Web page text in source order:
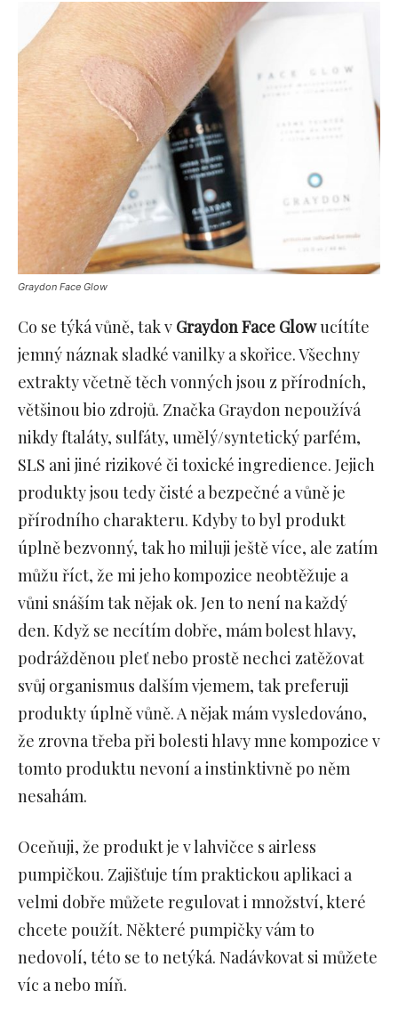
Graydon Face Glow
Co se týká vůně, tak v GraydonFace Glowucítíte
jemný náznak sladké vanilky a skořice. Všechny
extrakty včetně těch vonných jsou z přírodních,
většinou bio zdrojů. Značka Graydon nepoužívá
nikdy ftaláty, sulfáty, umělý/syntetický parfém,
SLS ani jiné rizikové či toxické ingredience. Jejich
produkty jsou tedy čisté a bezpečné a vůně je
přírodního charakteru. Kdyby to byl produkt
úplně bezvonný, tak ho miluji ještě více, ale zatím
můžu říct, že mi jeho kompozice neobtěžuje a
vůni snáším tak nějak ok. Jen to není na každý
den. Když se necítím dobře, mám bolest hlavy,
podrážděnou pleť nebo prostě nechci zatěžovat
svůj organismus dalším vjemem, tak preferuji
produkty úplně vůně. A nějak mám vysledováno,
že zrovna třeba při bolesti hlavy mne kompozice v
tomto produktu nevoní a instinktivně po něm
nesahám.
Oceňuji, že produkt je v lahvičce s airless
pumpičkou. Zajišťuje tím praktickou aplikaci a
velmi dobře můžete regulovat i množství, které
chcete použít. Některé pumpičky vám to
nedovolí, této se to netýká. Nadávkovat si můžete
víc a nebo míň.